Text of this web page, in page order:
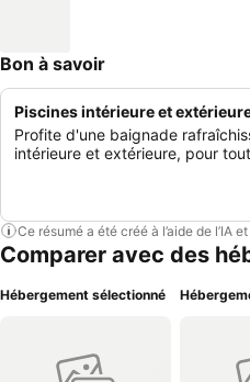
Bon à savoir
Piscines intérieure et
Profite d'une baignade
intérieure et extérieure, pour
Ce résumé a été créé à l’aide de l’IA
Comparer avec des
Hébergement sélectionné